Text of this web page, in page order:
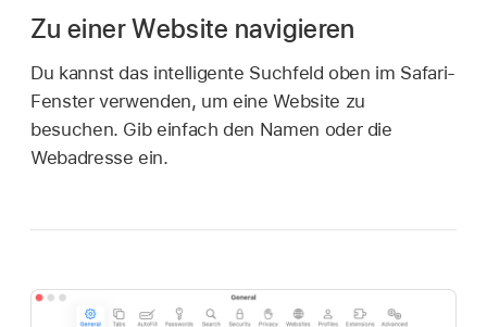
Zu einer Website navigieren
Du kannst das intelligente Suchfeld oben im Safari-
Fenster verwenden, um eine Website zu
besuchen. Gib einfach den Namen oder die
Webadresse ein.